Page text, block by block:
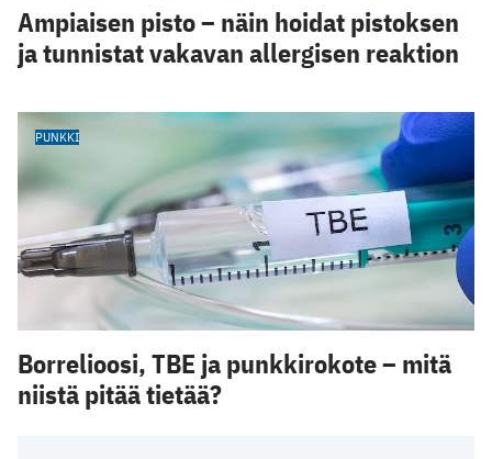
Ampiaisen pisto – näin hoidat pistoksen
ja tunnistat vakavan allergisen reaktion
PUNKKI
Borrelioosi, TBE ja punkkirokote – mitä
niistä pitää tietää?